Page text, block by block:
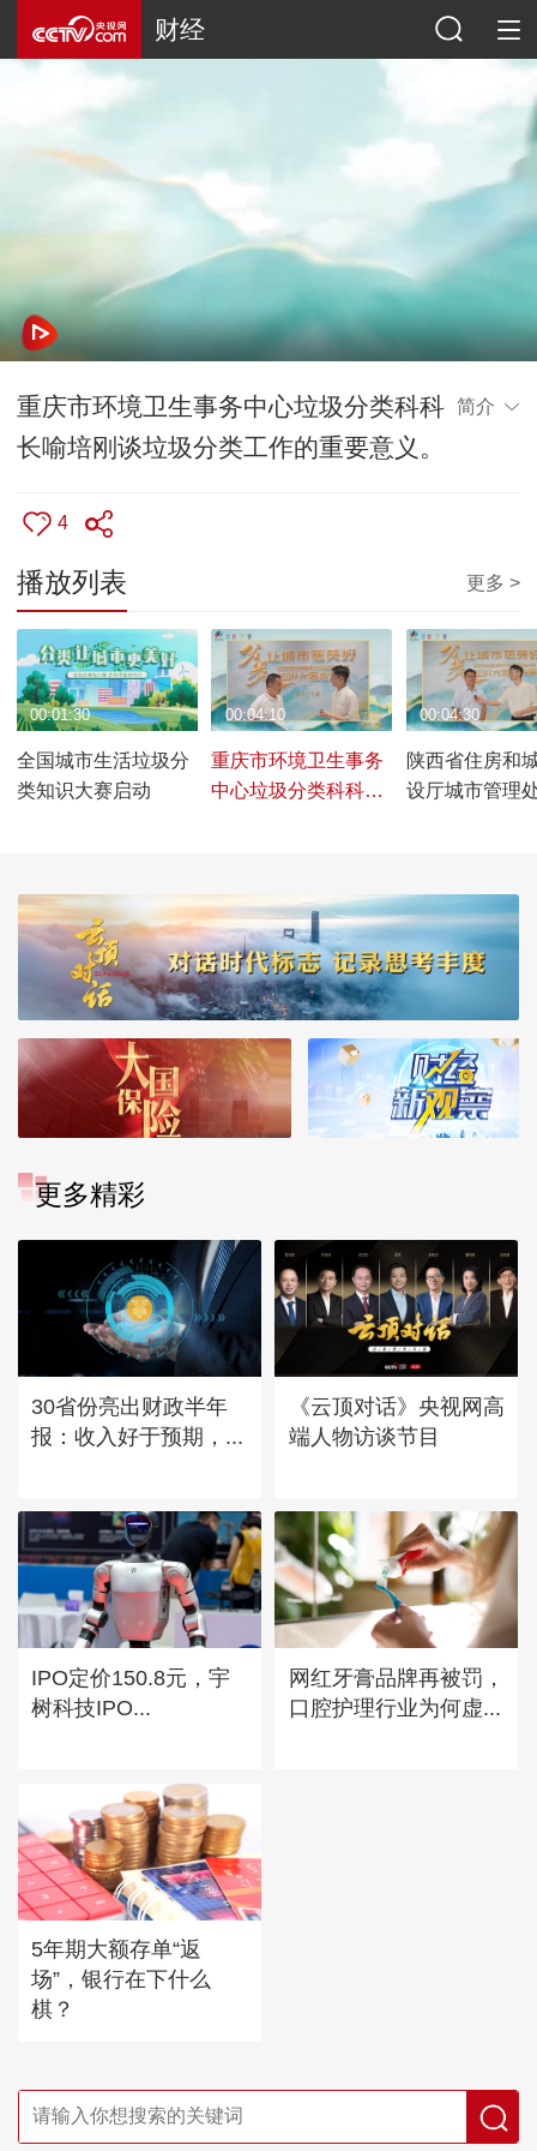
财经
重庆市环境卫生事务中心垃圾分类科科
长喻培刚谈垃圾分类工作的重要意义。
简介
4
播放列表 更多 >
全国城市生活垃圾分
类知识大赛启动
00:01:30
重庆市环境卫生事务
中心垃圾分类科科长
00:04:10
陕西省住房和
设厅城市管理
00:04:30
更多精彩
30省份亮出财政半年
报：收入好于预期，...
《云顶对话》央视网高
端人物访谈节目
IPO定价150.8元，宇
树科技IPO...
网红牙膏品牌再被罚，
口腔护理行业为何虚...
5年期大额存单“返
场”，银行在下什么
棋？